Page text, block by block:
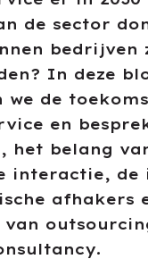
de sector
bedrijven
In deze
we de
en
het belang
interactie, de
afhakers